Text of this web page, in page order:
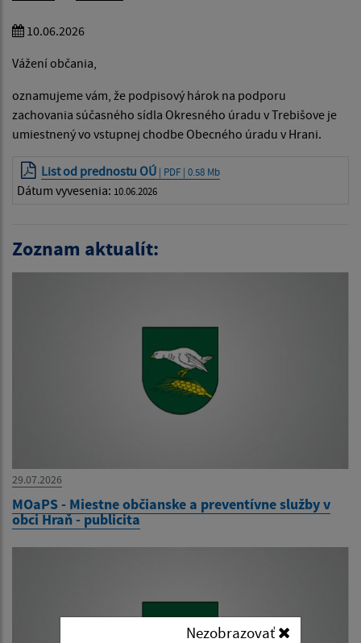
10.06.2026
Vážení občania,
oznamujeme vám, že podpisový hárok na podporu
zachovania súčasného sídla Okresného úradu v Trebišove je
umiestnený vo vstupnej chodbe Obecného úradu v Hrani.
List od prednostu OÚ | PDF | 0.58 Mb
Dátum vyvesenia: 10.06.2026
Zoznam aktualít:
29.07.2026
MOaPS - Miestne občianske a preventívne služby v
obci Hraň - publicita
Nezobrazovať